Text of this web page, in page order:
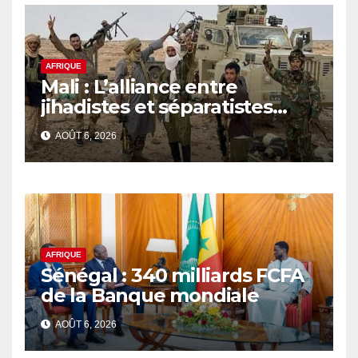
AFRIQUE
Mali : L’alliance entre
jihadistes et séparatistes
rebat les cartes d’un conflit
de plus en plus complexe
AOÛT 6, 2026
AFRIQUE
Sénégal : 340 milliards FCFA
de la Banque mondiale
AOÛT 6, 2026